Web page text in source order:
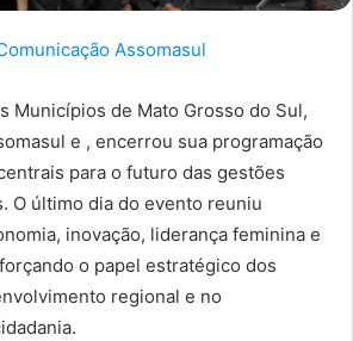
Assomasul
Municípios de Mato Grosso do Sul,
e , encerrou sua programação
para o futuro das gestões
O último dia do evento reuniu
inovação, liderança feminina e
o papel estratégico dos
regional e no